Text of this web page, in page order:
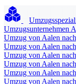
Umzugsunternehmen
Umzug von Aalen
Umzug von Aalen
Umzug von Aalen
Umzug von Aalen
Umzug von Aalen
Umzug von Aalen